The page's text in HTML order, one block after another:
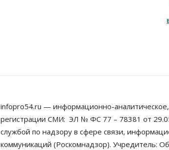
infopro54.ru — информационно-
регистрации СМИ: ЭЛ № ФС 77 – 78381 от
службой по надзору в сфере связи,
коммуникаций (Роскомнадзор). Учредитель: